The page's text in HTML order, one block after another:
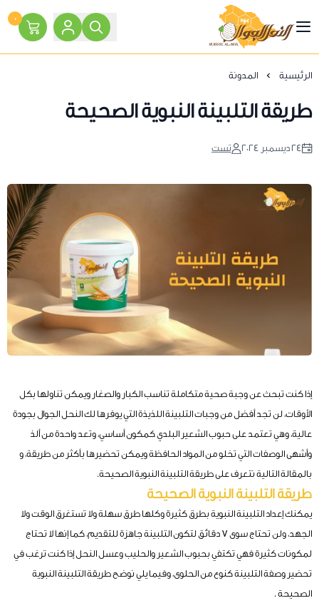
النحل الجوال
٠
الرئيسية المدونة
طريقة التلبينة النبوية الصحيحة
٢٤ ديسمبر ٢٠٢٤ تست
إذا كنت تبحث عن وجبة صحية متكاملة تناسب الكبار والصغار ويمكن تناولها بكل
الأوقات، لن تجد أفضل من وجبات التلبينة اللذيذة التي يوفرها لك النحل الجوال بجودة
عالية، وهي تعتمد على حبوب الشعير البلدي كمكون أساسي، وتعد واحدة من ألذ
وأشهى الوصفات التي تخلو من المواد الحافظة ويمكن تحضيرها بأكثر من طريقة، و
بالمقالة التالية نتعرف على طريقة التلبينة النبوية الصحيحة.
طريقة التلبينة النبوية الصحيحة
يمكنك إعداد التلبينة النبوية بطرق كثيرة وكلها طرق سهلة ولا تستغرق الوقت ولا
الجهد، ولن تحتاج سوى 7 دقائق لتكون التلبينة جاهزة للتقديم، كما إنها لا تحتاج
لمكونات كثيرة فهي تكتفي بحبوب الشعير والحليب وعسل النحل إذا كنت ترغب في
تحضير وصفة التلبينة كنوع من الحلوى، وفيما يلي نوضح طريقة التلبينة النبوية
الصحيحة .